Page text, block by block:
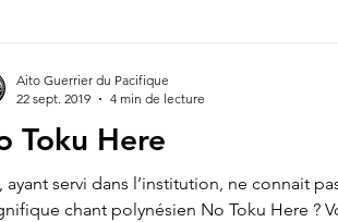
Toku Here
ayant servi dans l’institution, ne connait
chant polynésien No Toku Here ?
Aito Guerrier du Pacifique
22 sept. 2019
4 min de lecture